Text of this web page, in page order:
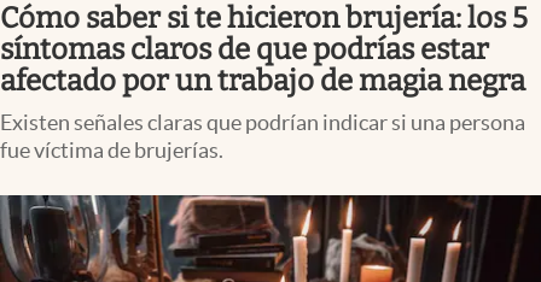
Pc y celular
Vida y estilo
Tv
Espiritualidad
Mediakit
Cómo saber si te hicieron brujería: los 5
síntomas claros de que podrías estar
afectado por un trabajo de magia negra
Existen señales claras que podrían indicar si una persona
fue víctima de brujerías.